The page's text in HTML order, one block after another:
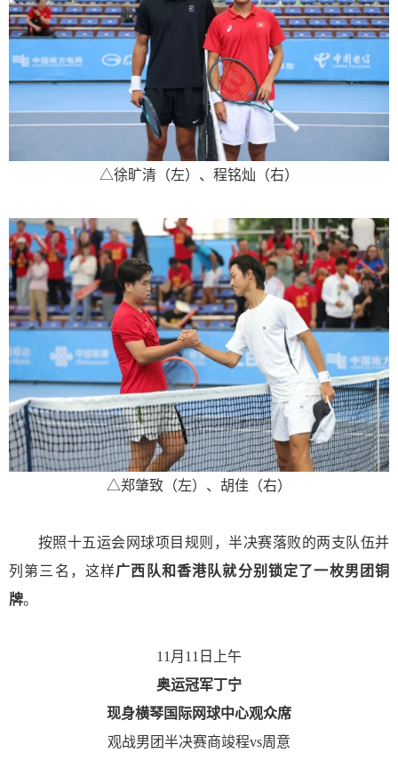
△徐旷清（左）、 程铭灿 （右）
△郑肇致（左）、胡佳（右）
按照十五运会网球项目规则，半决赛落败的两支队伍并
列第三名，这样广西队和香港队就分别锁定了一枚男团铜
牌。
11月11日上午
奥运冠军丁宁
现身横琴国际网球中心观众席
观战男团半决赛商竣程vs周意